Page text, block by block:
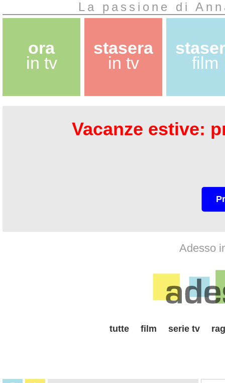
La passione di
ora
in tv
stasera
in tv
film
Vacanze estive:
Adesso
tutte film serie tv